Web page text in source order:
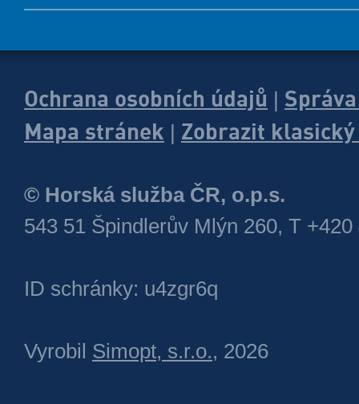
Ochrana osobních údajů
Mapa stránek
Zobrazit
© Horská služba ČR, o.p.s.
543 51 Špindlerův Mlýn 260, T +420
ID schránky: u4zgr6q
Vyrobil Simopt, s.r.o., 2026